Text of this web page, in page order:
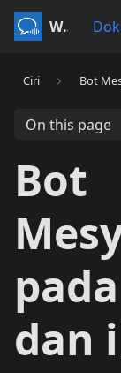
Whisperr
Ciri Bot
On this page
Bot
dan